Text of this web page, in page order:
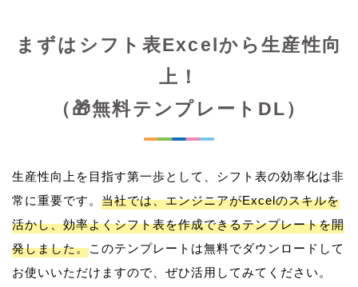
まずはシフト表Excelから生産性向
上！
（🎁無料テンプレートDL）
生産性向上を目指す第一歩として、シフト表の効率化は非
常に重要です。 当社では、エンジニアがExcelのスキルを
活かし、効率よくシフト表を作成できるテンプレートを開
発しました。このテンプレートは無料でダウンロードして
お使いいただけますので、ぜひ活用してみてください。